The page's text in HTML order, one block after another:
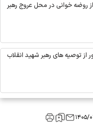
خوانی در محل عروج رهبر
های رهبر شهید انقلاب
۱۳